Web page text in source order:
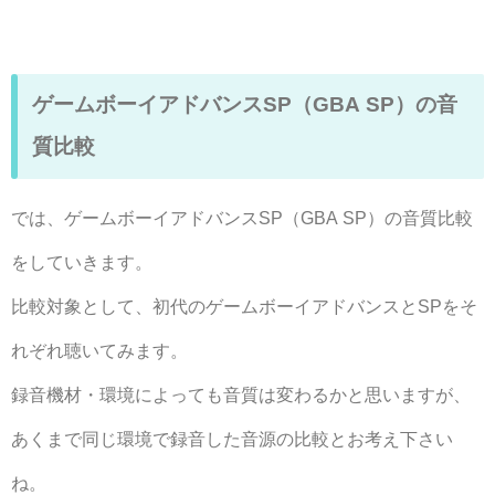
ゲームボーイアドバンスSP（GBA SP）の音
質比較
では、ゲームボーイアドバンスSP（GBA SP）の音質比較
をしていきます。
比較対象として、初代のゲームボーイアドバンスとSPをそ
れぞれ聴いてみます。
録音機材・環境によっても音質は変わるかと思いますが、
あくまで同じ環境で録音した音源の比較とお考え下さい
ね。